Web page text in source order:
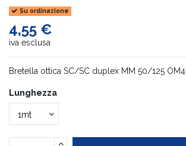
Su ordinazione
4,55 €
iva esclusa
Bretella ottica SC/SC duplex MM 50/125 OM4
Lunghezza